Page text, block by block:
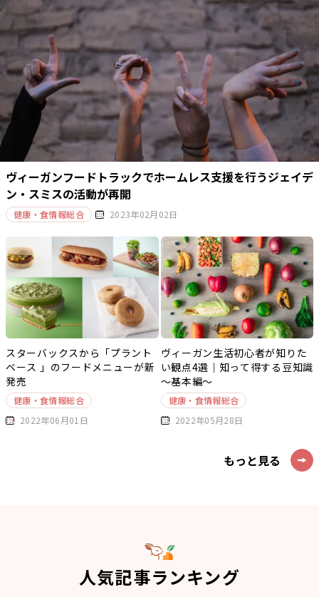
ヴィーガンフードトラックでホームレス支援を行うジェイデ
ン・スミスの活動が再開
健康・食情報総合 2023年02月02日
スターバックスから「プラント
ベース 」のフードメニューが新
発売
健康・食情報総合
2022年06月01日
ヴィーガン生活初心者が知りた
い観点4選｜知って得する豆知識
～基本編～
健康・食情報総合
2022年05月28日
もっと見る
人気記事ランキング